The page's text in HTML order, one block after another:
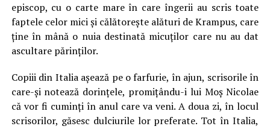
episcop, cu o carte mare în care îngerii au scris toate
faptele celor mici și călătorește alături de Krampus, care
ține în mână o nuia destinată micuților care nu au dat
ascultare părinților.
Copiii din Italia așează pe o farfurie, în ajun, scrisorile în
care-și notează dorințele, promițându-i lui Moș Nicolae
că vor fi cuminți în anul care va veni. A doua zi, în locul
scrisorilor, găsesc dulciurile lor preferate. Tot în Italia,